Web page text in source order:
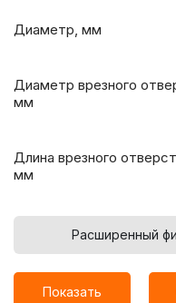
Диаметр, мм
Диаметр врезного
мм
Длина врезного
мм
Расширенный
Показать